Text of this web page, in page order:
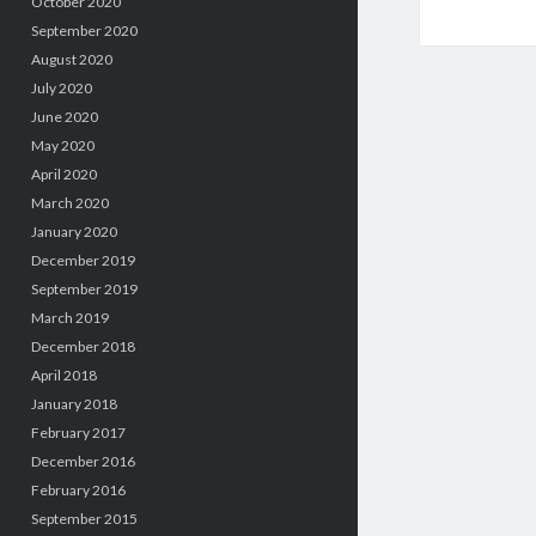
September 2020
August 2020
July 2020
June 2020
May 2020
April 2020
March 2020
January 2020
December 2019
September 2019
March 2019
December 2018
April 2018
January 2018
February 2017
December 2016
February 2016
September 2015